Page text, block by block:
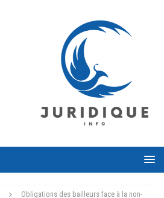
Obligations des bailleurs face à la non-